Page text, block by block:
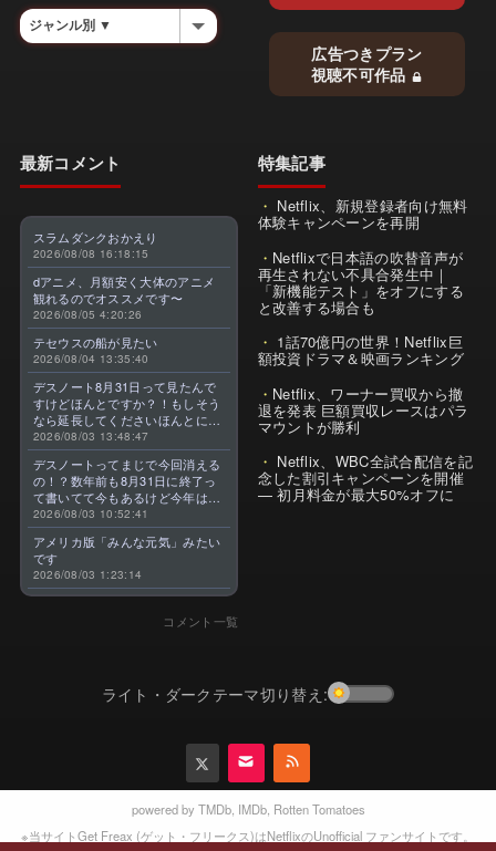
広告つきプラン
視聴不可作品
最新コメント
スラムダンクおかえり
2026/08/08 16:18:15
dアニメ、月額安く大体のアニメ
観れるのでオススメです〜
2026/08/05 4:20:26
テセウスの船が見たい
2026/08/04 13:35:40
デスノート8月31日って見たんで
すけどほんとですか？！もしそう
なら延長してくださいほんとに大
好きなんです😭
2026/08/03 13:48:47
デスノートってまじで今回消える
の！？数年前も8月31日に終了っ
て書いてて今もあるけど今年はま
じのやつ！？よくわからん！！で
きればなくならないでほしい！平
成アニメを振り返らせてくれっ
っ！！！！！！！
2026/08/03 10:52:41
アメリカ版「みんな元気」みたい
です
2026/08/03 1:23:14
コメント一覧
特集記事
Netflix、新規登録者向け無料
体験キャンペーンを再開
Netflixで日本語の吹替音声が
再生されない不具合発生中｜
「新機能テスト」をオフにする
と改善する場合も
1話70億円の世界！Netflix巨
額投資ドラマ＆映画ランキング
Netflix、ワーナー買収から撤
退を発表 巨額買収レースはパラ
マウントが勝利
Netflix、WBC全試合配信を記
念した割引キャンペーンを開催
— 初月料金が最大50%オフに
ライト・ダークテーマ切り替え:
powered by TMDb, IMDb, Rotten Tomatoes
※当サイトGet Freax (ゲット・フリークス)はNetflixのUnofficial ファンサイトです。